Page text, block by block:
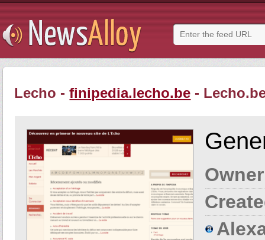
Lecho -finipedia.lecho.be -